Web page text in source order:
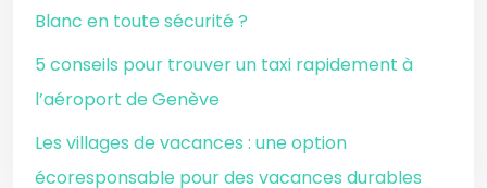
Blanc en toute sécurité ?
5 conseils pour trouver un taxi rapidement à
l’aéroport de Genève
Les villages de vacances : une option
écoresponsable pour des vacances durables